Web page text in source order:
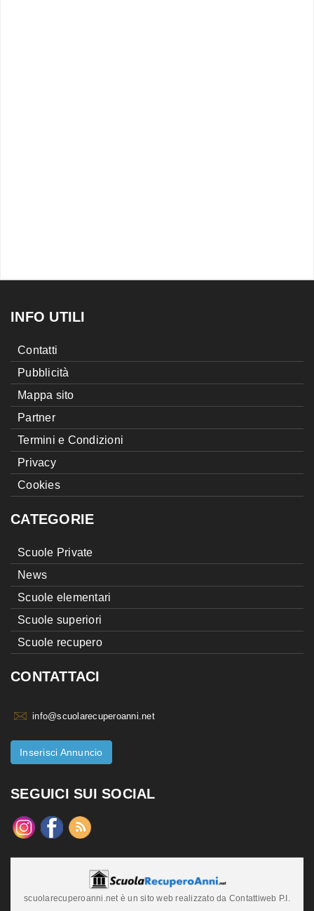
INFO UTILI
Contatti
Pubblicità
Mappa sito
Partner
Termini e Condizioni
Privacy
Cookies
CATEGORIE
Scuole Private
News
Scuole elementari
Scuole superiori
Scuole recupero
CONTATTACI
info@scuolarecuperoanni.net
Inserisci Annuncio
SEGUICI SUI SOCIAL
scuolarecuperoanni.net è un sito web realizzato da Contattiweb P.I.